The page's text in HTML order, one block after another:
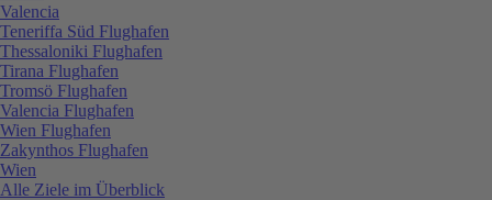
Valencia
Teneriffa Süd Flughafen
Thessaloniki Flughafen
Tirana Flughafen
Tromsö Flughafen
Valencia Flughafen
Wien Flughafen
Zakynthos Flughafen
Wien
Alle Ziele im Überblick